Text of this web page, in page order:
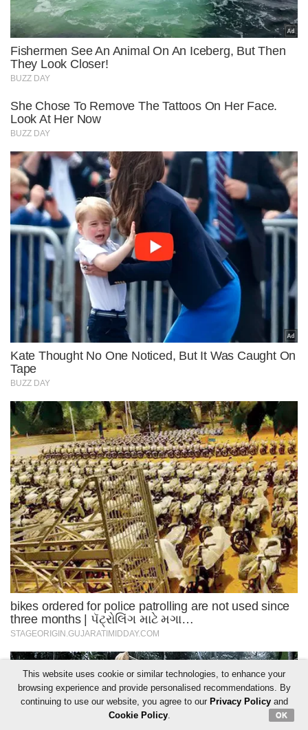
This website uses cookie or similar technologies, to enhance your
browsing experience and provide personalised recommendations. By
continuing to use our website, you agree to our Privacy Policyand
Cookie Policy. OK